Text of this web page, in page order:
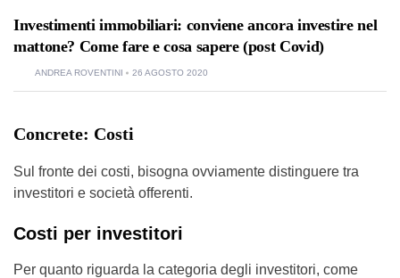
Investimenti immobiliari: conviene ancora investire nel
mattone? Come fare e cosa sapere (post Covid)
ANDREA ROVENTINI 26 AGOSTO 2020
Concrete: Costi
Sul fronte dei costi, bisogna ovviamente distinguere tra
investitori e società offerenti.
Costi per investitori
Per quanto riguarda la categoria degli investitori, come